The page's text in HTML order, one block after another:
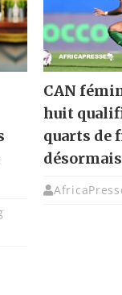
CAN
huit
quarts de